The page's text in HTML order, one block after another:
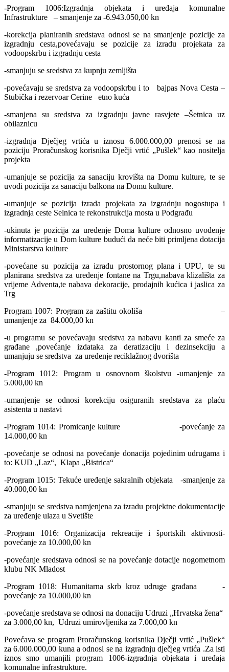
-Program 1006:Izgradnja objekata i uređaja komunalne
Infrastrukture – smanjenje za -6.943.050,00 kn
-korekcija planiranih sredstava odnosi se na smanjenje pozicije za
izgradnju cesta,povećavaju se pozicije za izradu projekata za
vodoopskrbu i izgradnju cesta
-smanjuju se sredstva za kupnju zemljišta
-povećavaju se sredstva za vodoopskrbu i to bajpas Nova Cesta –
Stubička i rezervoar Cerine –etno kuća
-smanjena su sredstva za izgradnju javne rasvjete –Šetnica uz
obilaznicu
-izgradnja Dječjeg vrtića u iznosu 6.000.000,00 prenosi se na
poziciju Proračunskog korisnika Dječji vrtić „Pušlek“ kao nositelja
projekta
-umanjuje se pozicija za sanaciju krovišta na Domu kulture, te se
uvodi pozicija za sanaciju balkona na Domu kulture.
-umanjuje se pozicija izrada projekata za izgradnju nogostupa i
izgradnja ceste Selnica te rekonstrukcija mosta u Podgrađu
-ukinuta je pozicija za uređenje Doma kulture odnosno uvođenje
informatizacije u Dom kulture budući da neće biti primljena dotacija
Ministarstva kulture
-povećane su pozicija za izradu prostornog plana i UPU, te su
planirana sredstva za uređenje fontane na Trgu,nabava klizališta za
vrijeme Adventa,te nabava dekoracije, prodajnih kućica i jaslica za
Trg
Program 1007: Program za zaštitu okoliša –
umanjenje za 84.000,00 kn
-u programu se povećavaju sredstva za nabavu kanti za smeće za
građane ,povećanje izdataka za deratizaciju i dezinsekciju a
umanjuju se sredstva za uređenje reciklažnog dvorišta
-Program 1012: Program u osnovnom školstvu -umanjenje za
5.000,00 kn
-umanjenje se odnosi korekciju osiguranih sredstava za plaću
asistenta u nastavi
-Program 1014: Promicanje kulture -povećanje za
14.000,00 kn
-povećanje se odnosi na povećanje donacija pojedinim udrugama i
to: KUD „Laz“, Klapa „Bistrica“
-Program 1015: Tekuće uređenje sakralnih objekata -smanjenje za
40.000,00 kn
-smanjuju se sredstva namjenjena za izradu projektne dokumentacije
za uređenje ulaza u Svetište
-Program 1016: Organizacija rekreacije i športskih aktivnosti-
povećanje za 10.000,00 kn
-povećanje sredstava odnosi se na povećanje dotacije nogometnom
klubu NK Mladost
-Program 1018: Humanitarna skrb kroz udruge građana -
povećanje za 10.000,00 kn
-povećanje sredstava se odnosi na donaciju Udruzi „Hrvatska žena“
za 3.000,00 kn, Udruzi umirovljenika za 7.000,00 kn
Povećava se program Proračunskog korisnika Dječji vrtić „Pušlek“
za 6.000.000,00 kuna a odnosi se na izgradnju dječjeg vrtića .Za isti
iznos smo umanjili program 1006-izgradnja objekata i uređaja
komunalne infrastrukture.